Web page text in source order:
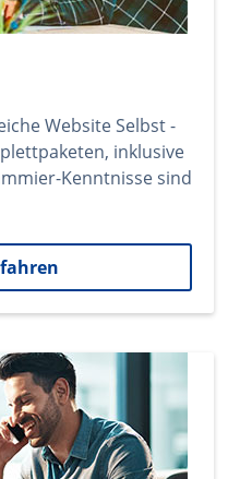
Website Selbst -
inklusive
Kenntnisse sind